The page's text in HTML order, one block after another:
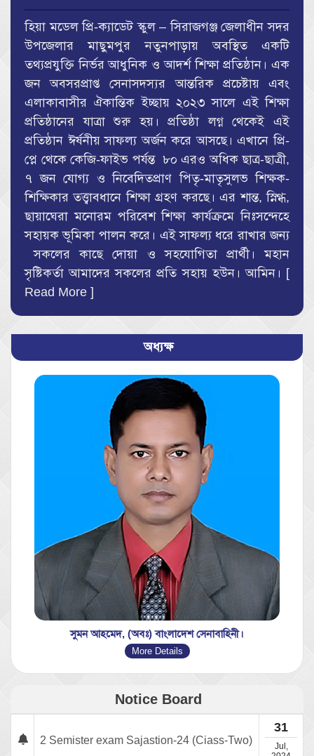
হিয়া মডেল প্রি-ক্যাডেট স্কুল – সিরাজগঞ্জ জেলাধীন সদর
উপজেলার মাছুমপুর নতুনপাড়ায় অবস্থিত একটি
তথ্যপ্রযুক্তি নির্ভর আধুনিক ও আদর্শ শিক্ষা প্রতিষ্ঠান। এক
জন অবসরপ্রাপ্ত সেনাসদস্যর আন্তরিক প্রচেষ্টায় এবং
এলাকাবাসীর ঐকান্তিক ইচ্ছায় ২০২৩ সালে এই শিক্ষা
প্রতিষ্ঠানের যাত্রা শুরু হয়। প্রতিষ্ঠা লগ্ন থেকেই এই
প্রতিষ্ঠান ঈর্ষনীয় সাফল্য অর্জন করে আসছে। এখানে প্রি-
প্লে থেকে কেজি-ফাইভ পর্যন্ত ৮০ এরও অধিক ছাত্র-ছাত্রী,
৭ জন যোগ্য ও নিবেদিতপ্রাণ পিতৃ-মাতৃসুলভ শিক্ষক-
শিক্ষিকার তত্ত্বাবধানে শিক্ষা গ্রহণ করছে। এর শান্ত, স্নিগ্ধ,
ছায়াঘেরা মনোরম পরিবেশ শিক্ষা কার্যক্রমে নিঃসন্দেহে
সহায়ক ভূমিকা পালন করে। এই সাফল্য ধরে রাখার জন্য
সকলের কাছে দোয়া ও সহযোগিতা প্রার্থী। মহান
সৃষ্টিকর্তা আমাদের সকলের প্রতি সহায় হউন। আমিন। [
Read More ]
অধ্যক্ষ
সুমন আহমেদ, (অবঃ) বাংলাদেশ সেনাবাহিনী।
More Details
Notice Board
2 Semister exam Sajastion-24 (Ciass-Two)
31
Jul,